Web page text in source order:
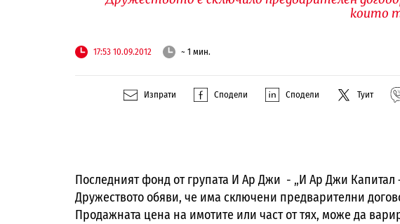
които
17:53 10.09.2012 ~ 1 мин.
Изпрати Сподели Сподели Туит
Последният фонд от групата И Ар Джи - „И Ар Джи Капитал
Дружеството обяви, че има сключени предварителни
Продажната цена на имотите или част от тях, може да